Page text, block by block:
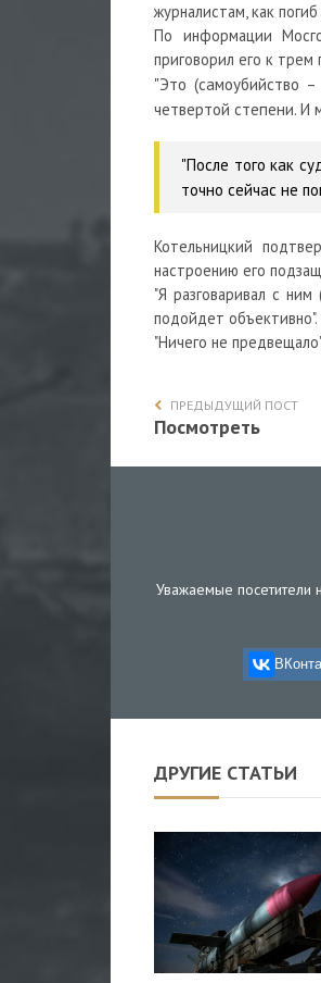
журналистам, как
По информации
приговорил его к трем
"Это (самоубийство
четвертой степени. И
"После того как
точно сейчас не
Котельницкий
настроению его
"Я разговаривал с
подойдет объективно".
"Ничего не
ПРЕДЫДУЩИЙ ПОСТ
Посмотреть
Уважаемые посетители
ДРУГИЕ СТАТЬИ